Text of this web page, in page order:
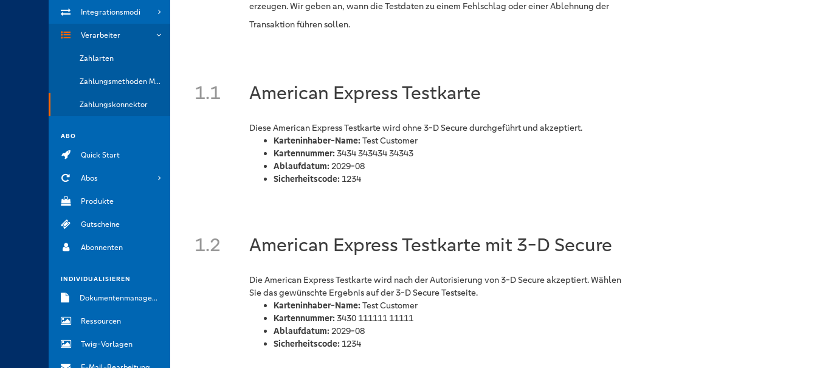
Integrationsmodi
Verarbeiter
Zahlarten
Zahlungsmethoden Marken
Zahlungskonnektor
ABO
Quick Start
Abos
Produkte
Gutscheine
Abonnenten
INDIVIDUALISIEREN
Dokumentenmanagement
Ressourcen
Twig-Vorlagen
erzeugen. Wir geben an, wann die Testdaten zu einem Fehlschlag oder einer Ablehnung der
Transaktion führen sollen.
1.1 American Express Testkarte
Diese American Express Testkarte wird ohne 3-D Secure durchgeführt und akzeptiert.
Karteninhaber-Name:Test Customer
Kartennummer:3434 343434 34343
Ablaufdatum:2029-08
Sicherheitscode: 1234
1.2 American Express Testkarte mit 3-D Secure
Die American Express Testkarte wird nach der Autorisierung von 3-D Secure akzeptiert. Wählen
Sie das gewünschte Ergebnis auf der 3-D Secure Testseite.
Karteninhaber-Name:Test Customer
Kartennummer:3430 111111 11111
Ablaufdatum:2029-08
Sicherheitscode: 1234